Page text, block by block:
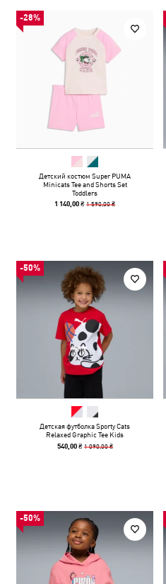
-28%
Детский костюм Super PUMA
Minicats Tee and Shorts Set
Toddlers
1 140,00 ₴1 590,00 ₴
-50%
Детская футболка Sporty Cats
Relaxed Graphic Tee Kids
540,00 ₴ 1 090,00 ₴
-50%